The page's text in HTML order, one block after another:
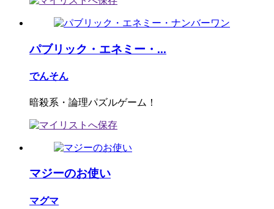
パブリック・エネミー・...
でんそん
暗殺系・論理パズルゲーム！
マジーのお使い
マグマ